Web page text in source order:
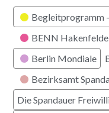
Kategorien
Begleitprogramm
BENN
Berlin Mondiale
Bezirksamt
Die Spandauer